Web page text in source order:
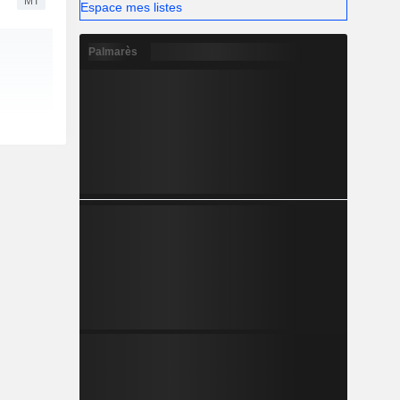
Espace mes listes
Palmarès